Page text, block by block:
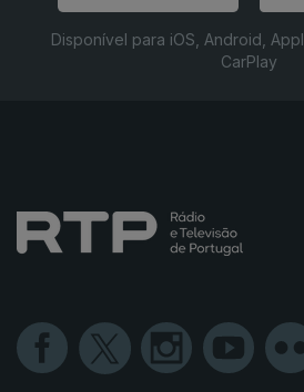
Disponível para iOS, Android,
CarPlay